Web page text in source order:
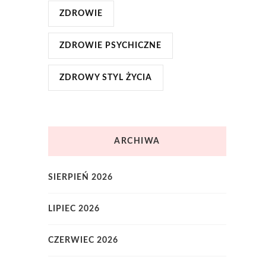
ZDROWIE
ZDROWIE PSYCHICZNE
ZDROWY STYL ŻYCIA
ARCHIWA
SIERPIEŃ 2026
LIPIEC 2026
CZERWIEC 2026